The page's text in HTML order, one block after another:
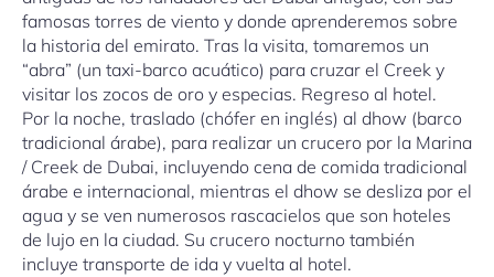
famosas torres de viento y donde aprenderemos sobre
la historia del emirato. Tras la visita, tomaremos un
“abra” (un taxi-barco acuático) para cruzar el Creek y
visitar los zocos de oro y especias. Regreso al hotel.
Por la noche, traslado (chófer en inglés) al dhow (barco
tradicional árabe), para realizar un crucero por la Marina
/ Creek de Dubai, incluyendo cena de comida tradicional
árabe e internacional, mientras el dhow se desliza por el
agua y se ven numerosos rascacielos que son hoteles
de lujo en la ciudad. Su crucero nocturno también
incluye transporte de ida y vuelta al hotel.